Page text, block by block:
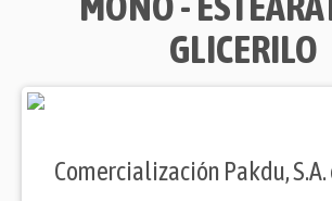
GLICERILO
Comercialización Pakdu, S.A.